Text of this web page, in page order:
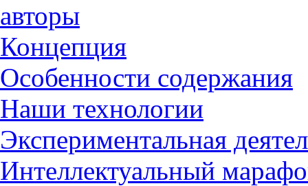
авторы
Концепция
Особенности содержания
Наши технологии
Экспериментальная
Интеллектуальный